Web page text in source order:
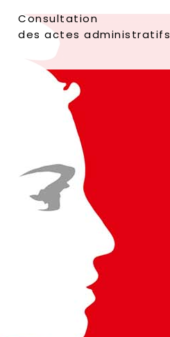
Consultation
des actes administratifs